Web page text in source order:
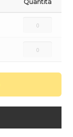
Quantità